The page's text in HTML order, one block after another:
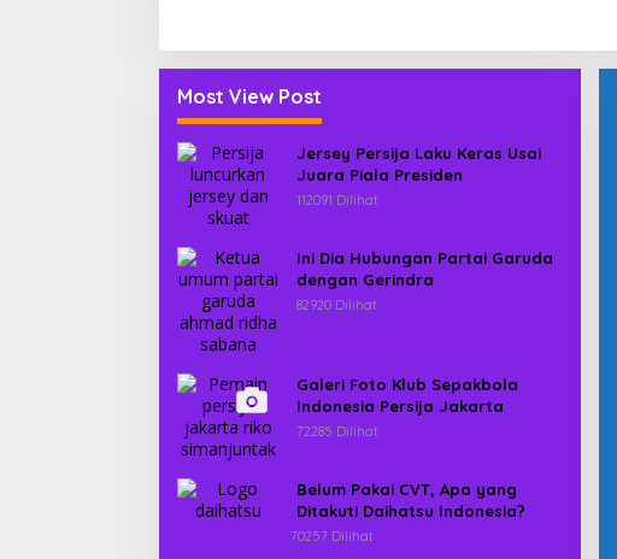
Most View Post
Jersey Persija Laku Keras Usai
Juara Piala Presiden
112091 Dilihat
Ini Dia Hubungan Partai Garuda
dengan Gerindra
82920 Dilihat
Galeri Foto Klub Sepakbola
Indonesia Persija Jakarta
72285 Dilihat
Belum Pakai CVT, Apa yang
Ditakuti Daihatsu Indonesia?
70257 Dilihat